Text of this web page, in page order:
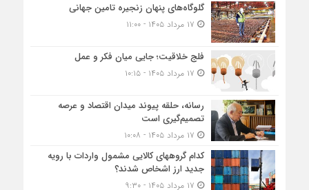
گلوگاه‌های پنهان زنجیره تامین جهانی
فلج خلاقیت؛ جایی میان فکر و عمل
رسانه، حلقه پیوند میدان اقتصاد و عرصه
تصمیم‌گیری است
کدام گروههای کالایی مشمول واردات با رویه
جدید ارز اشخاص شدند؟